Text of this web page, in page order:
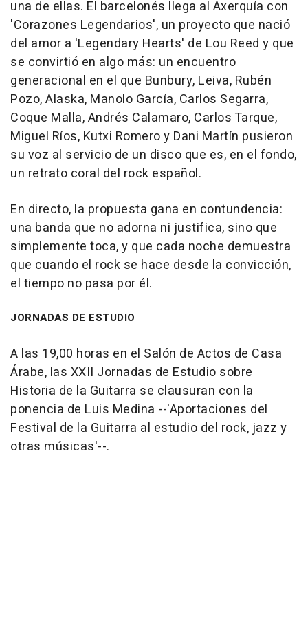
una de ellas. El barcelonés llega al Axerquía con
'Corazones Legendarios', un proyecto que nació
del amor a 'Legendary Hearts' de Lou Reed y que
se convirtió en algo más: un encuentro
generacional en el que Bunbury, Leiva, Rubén
Pozo, Alaska, Manolo García, Carlos Segarra,
Coque Malla, Andrés Calamaro, Carlos Tarque,
Miguel Ríos, Kutxi Romero y Dani Martín pusieron
su voz al servicio de un disco que es, en el fondo,
un retrato coral del rock español.
En directo, la propuesta gana en contundencia:
una banda que no adorna ni justifica, sino que
simplemente toca, y que cada noche demuestra
que cuando el rock se hace desde la convicción,
el tiempo no pasa por él.
JORNADAS DE ESTUDIO
A las 19,00 horas en el Salón de Actos de Casa
Árabe, las XXII Jornadas de Estudio sobre
Historia de la Guitarra se clausuran con la
ponencia de Luis Medina --'Aportaciones del
Festival de la Guitarra al estudio del rock, jazz y
otras músicas'--.